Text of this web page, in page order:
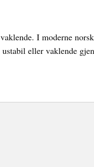
I moderne
eller vaklende